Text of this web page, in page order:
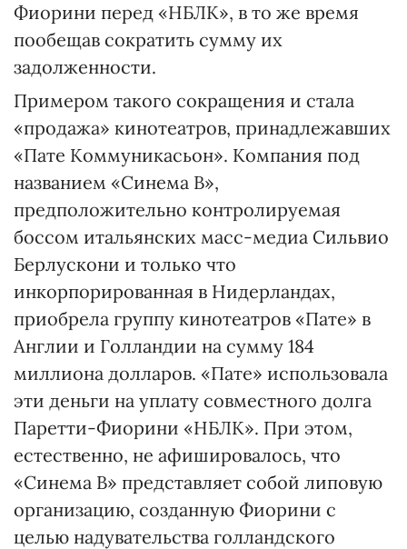
Фиорини перед «НБЛК», в то же время
пообещав сократить сумму их
задолженности.
Примером такого сокращения и стала
«продажа» кинотеатров, принадлежавших
«Пате Коммуникасьон». Компания под
названием «Синема В»,
предположительно контролируемая
боссом итальянских масс-медиа Сильвио
Берлускони и только что
инкорпорированная в Нидерландах,
приобрела группу кинотеатров «Пате» в
Англии и Голландии на сумму 184
миллиона долларов. «Пате» использовала
эти деньги на уплату совместного долга
Паретти-Фиорини «НБЛК». При этом,
естественно, не афишировалось, что
«Синема В» представляет собой липовую
организацию, созданную Фиорини с
целью надувательства голландского